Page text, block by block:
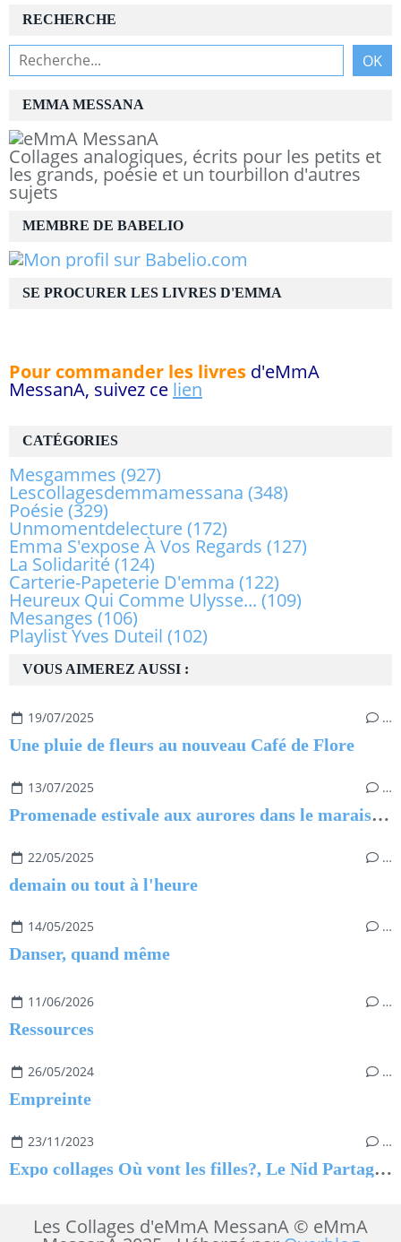
RECHERCHE
EMMA MESSANA
Collages analogiques, écrits pour les petits et
les grands, poésie et un tourbillon d'autres
sujets
VOUS AIMEREZ AUSSI :
19/07/2025 …
Une pluie de fleurs au nouveau Café de Flore
13/07/2025 …
Promenade estivale aux aurores dans le marais de Saint-Urbain
22/05/2025 …
demain ou tout à l'heure
14/05/2025 …
Danser, quand même
11/06/2026 …
Ressources
26/05/2024 …
Empreinte
23/11/2023 …
Expo collages Où vont les filles?, Le Nid Partagé à Challans 13 novembre au 9 décembre
CATÉGORIES
Mesgammes (927)
Lescollagesdemmamessana (348)
Poésie(329)
Unmomentdelecture(172)
Emma S'expose À Vos Regards (127)
La Solidarité(124)
Carterie-Papeterie D'emma (122)
Heureux Qui Comme Ulysse... (109)
Mesanges (106)
Playlist Yves Duteil (102)
MEMBRE DE BABELIO
SE PROCURER LES LIVRES D'EMMA
Pour commander les livres d'eMmA
MessanA, suivez ce lien
Les Collages d'eMmA MessanA © eMmA